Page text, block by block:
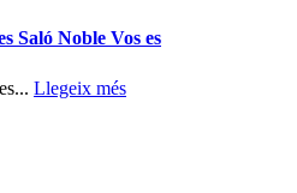
Saló Noble Vos es
Llegeix més